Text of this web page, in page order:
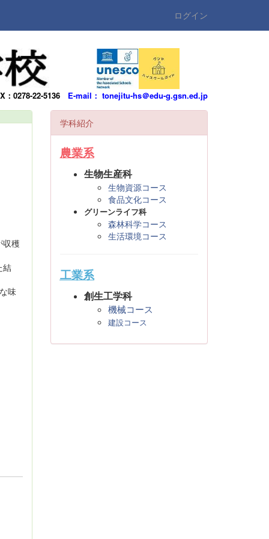
ログイン
0278-22-5136 E-mail： tonejitu-hs＠edu-g.gsn.ed.jp
収穫
結
味
学科紹介
農業系
生物生産科
生物資源コース
食品文化コース
グリーンライフ科
森林科学コース
生活環境コース
工業系
創生工学科
機械コース
建設コース